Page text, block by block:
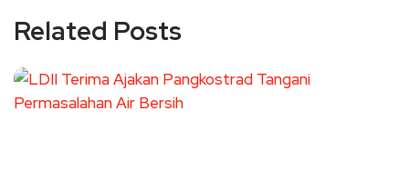
Related Posts